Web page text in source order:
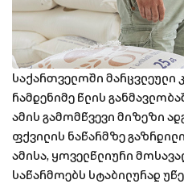
საქართველოში
რამდენიმე წლის
ამის გამომწვევი მიზეზი
ფქვილის ნაწარმზე
ამისა, ყოველწლიური
საწარმოებს სტაბილურად